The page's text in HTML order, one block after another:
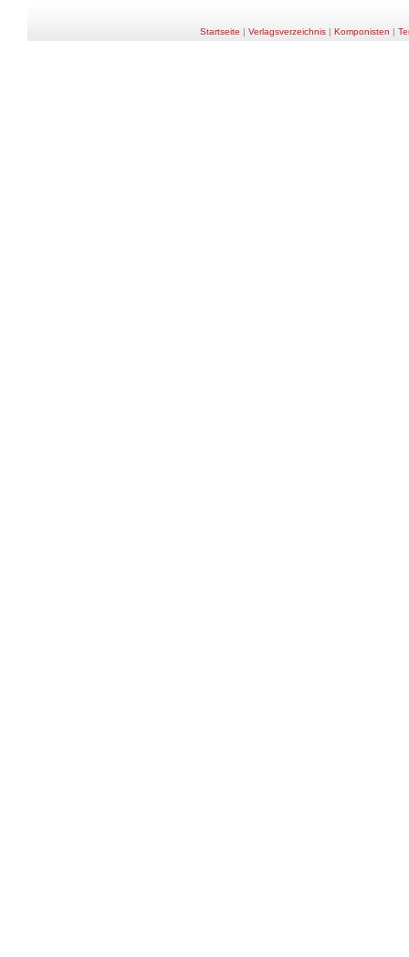
Startseite | Verlagsverzeichnis| Komponisten |